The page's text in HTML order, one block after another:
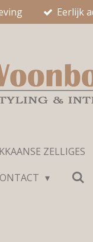
Eerlijk
ZELLIGES